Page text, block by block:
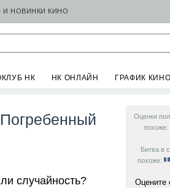
И НОВИНКИ КИНО
НК НК ОНЛАЙН ГРАФИК
Оценки
похоже:
Битва в
похоже:
Оцените
случайность?